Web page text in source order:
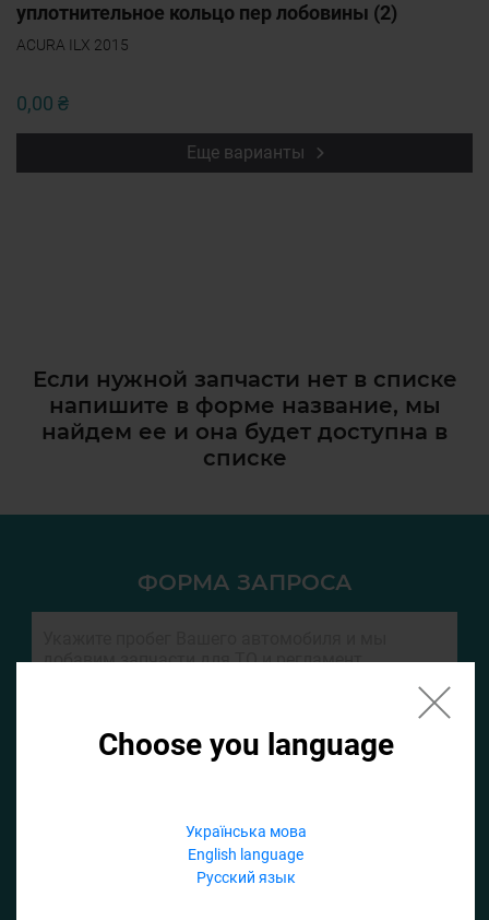
Choose you language
Українська мова
English language
Русский язык
уплотнительное кольцо пер лобовины (2)
ACURA ILX 2015
0,00 ₴
Еще варианты
Если нужной запчасти нет в списке
напишите в форме название, мы
найдем ее и она будет доступна в
списке
ФОРМА ЗАПРОСА